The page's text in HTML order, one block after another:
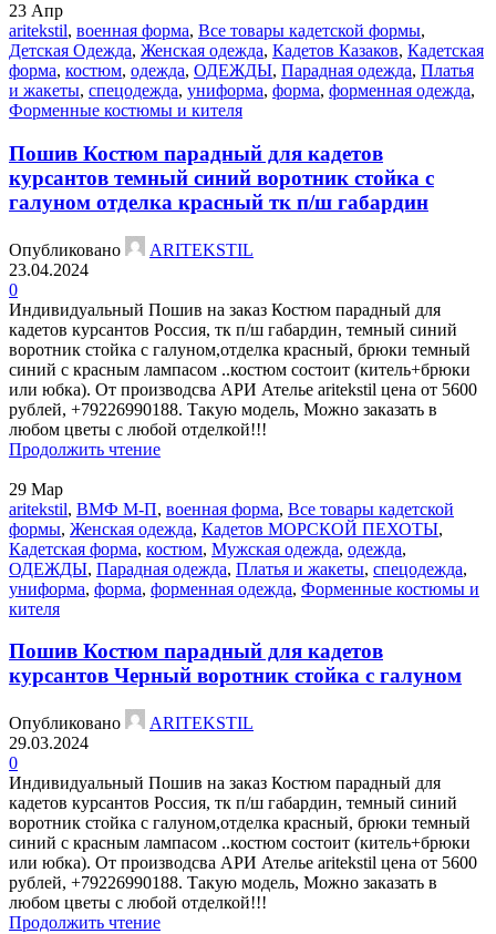
23 Апр
aritekstil, военная форма, Все товары кадетской формы,
Детская Одежда, Женская одежда, Кадетов Казаков, Кадетская
форма, костюм, одежда, ОДЕЖДЫ, Парадная одежда, Платья
и жакеты, спецодежда, униформа, форма, форменная одежда,
Форменные костюмы и кителя
Пошив Костюм парадный для кадетов
курсантов темный синий воротник стойка с
галуном отделка красный тк п/ш габардин
Опубликовано
ARITEKSTIL
23.04.2024
0
Индивидуальный Пошив на заказ Костюм парадный для
кадетов курсантов Россия, тк п/ш габардин, темный синий
воротник стойка с галуном,отделка красный, брюки темный
синий с красным лампасом ..костюм состоит (китель+брюки
или юбка). От производсва АРИ Ателье aritekstil цена от 5600
рублей, +79226990188. Такую модель, Mожно заказать в
любом цветы с любой отделкой!!!
Продолжить чтение
29 Мар
aritekstil, ВМФ М-П, военная форма, Все товары кадетской
формы, Женская одежда, Кадетов МОРСКОЙ ПЕХОТЫ,
Кадетская форма, костюм, Мужская одежда, одежда,
ОДЕЖДЫ, Парадная одежда, Платья и жакеты, спецодежда,
униформа, форма, форменная одежда, Форменные костюмы и
кителя
Пошив Костюм парадный для кадетов
курсантов Черный воротник стойка с галуном
Опубликовано
ARITEKSTIL
29.03.2024
0
Индивидуальный Пошив на заказ Костюм парадный для
кадетов курсантов Россия, тк п/ш габардин, темный синий
воротник стойка с галуном,отделка красный, брюки темный
синий с красным лампасом ..костюм состоит (китель+брюки
или юбка). От производсва АРИ Ателье aritekstil цена от 5600
рублей, +79226990188. Такую модель, Mожно заказать в
любом цветы с любой отделкой!!!
Продолжить чтение